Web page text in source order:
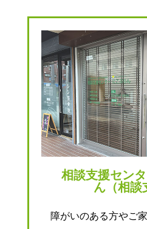
相談支援セン
ん（相談
障がいのある方やご